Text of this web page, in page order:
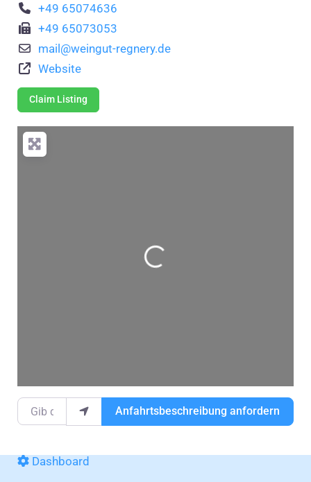
+49 65074636
+49 65073053
mail@weingut-regnery.de
Website
Claim Listing
Wird geladen …
Gib deinen Standort ein.
Anfahrtsbeschreibung anfordern
Dashboard